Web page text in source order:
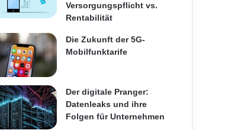
Versorgungspflicht vs.
Rentabilität
Die Zukunft der 5G-
Mobilfunktarife
Der digitale Pranger:
Datenleaks und ihre
Folgen für Unternehmen